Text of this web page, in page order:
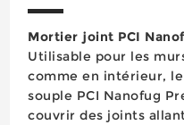
Mortier joint PCI
Utilisable pour les
comme en intérieur,
souple PCI Nanofug
couvrir des joints